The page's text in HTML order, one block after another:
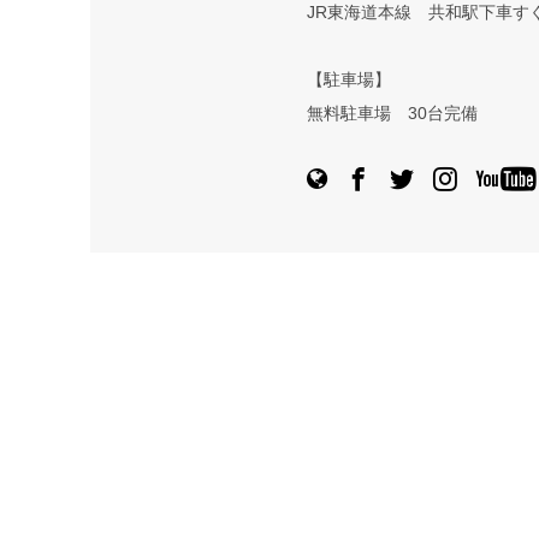
JR東海道本線 共和駅下車す
【駐車場】
無料駐車場 30台完備